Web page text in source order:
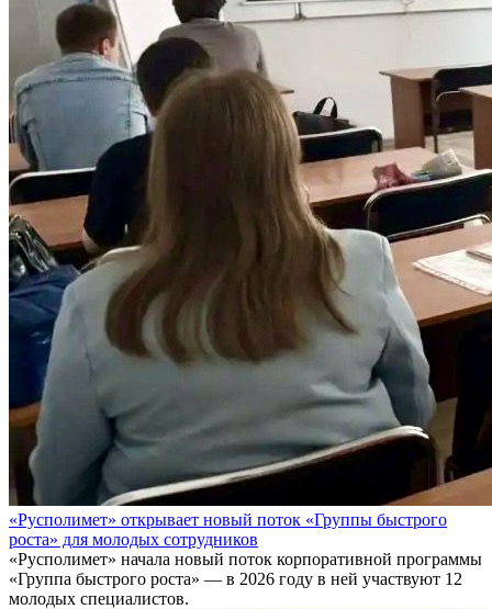
«Русполимет» открывает новый поток «Группы быстрого
роста» для молодых сотрудников
«Русполимет» начала новый поток корпоративной программы
«Группа быстрого роста» — в 2026 году в ней участвуют 12
молодых специалистов.